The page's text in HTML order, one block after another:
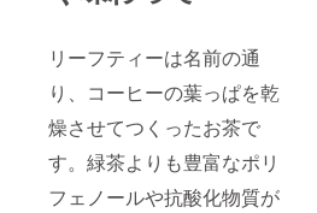
リーフティーは名前の通
り、コーヒーの葉っぱを乾
燥させてつくったお茶で
す。緑茶よりも豊富なポリ
フェノールや抗酸化物質が